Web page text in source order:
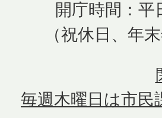
開庁時間：
（祝休日、年
毎週木曜日は市